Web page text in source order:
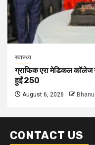
स्वास्थ्य
ग्राफिक एरा मेडिकल कॉलेज
हुईं 250
August 6, 2026
CONTACT US